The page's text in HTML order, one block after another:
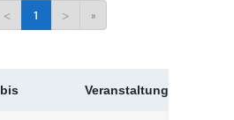
< 1 > »
bis Veranstaltungskürzel